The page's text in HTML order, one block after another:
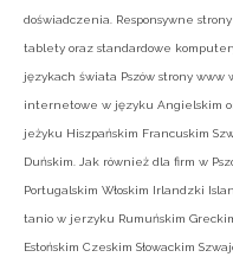
doświadczenia. Responsywne
tablety oraz standardowe
językach świata Pszów strony
internetowe w języku Angielskim
jeżyku Hiszpańskim Francuskim
Duńskim. Jak również dla firm w
Portugalskim Włoskim Irlandzki
tanio w jerzyku Rumuńskim
Estońskim Czeskim Słowackim